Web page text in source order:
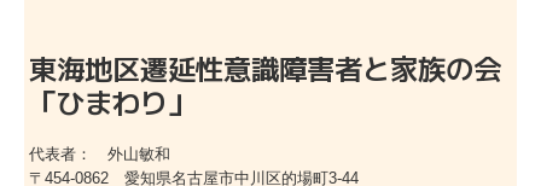
東海地区遷延性意識障害者と家族の会
「ひまわり」
代表者： 外山敏和
〒454-0862愛知県名古屋市中川区的場町3-44